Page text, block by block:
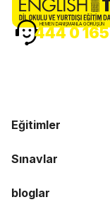
Eğitimler
Sınavlar
bloglar
HEMEN DANIŞMANLA GÖRÜŞÜN
444 0 165